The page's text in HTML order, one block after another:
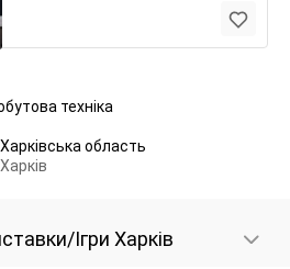
техніка
Харківська область
Ігри Харків